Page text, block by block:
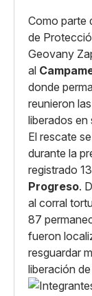
Como parte
de
Geovany
al
donde
reunieron
liberados en
El rescate
durante la
registrado
Progreso.
al corral
87
fueron
resguardar
liberación